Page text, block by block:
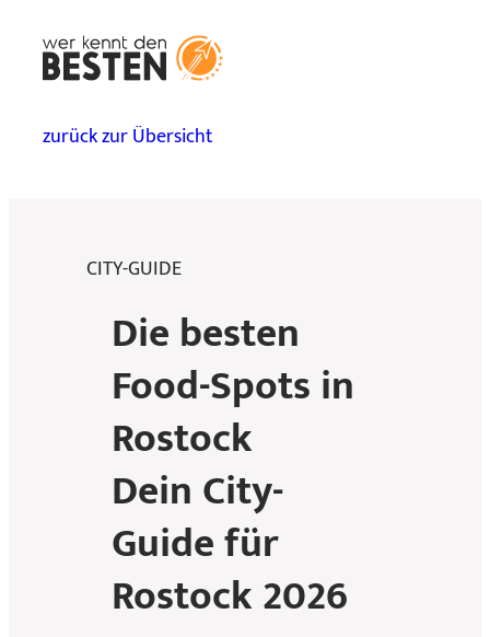
zurück zur Übersicht
CITY-GUIDE
Die besten
Food-Spots in
Rostock
Dein City-
Guide für
Rostock 2026